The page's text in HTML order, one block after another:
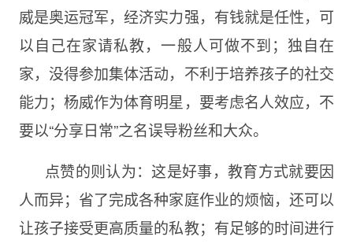
威是奥运冠军，经济实力强，有钱就是任性，可
以自己在家请私教，一般人可做不到；独自在
家，没得参加集体活动，不利于培养孩子的社交
能力；杨威作为体育明星，要考虑名人效应，不
要以“分享日常”之名误导粉丝和大众。
点赞的则认为：这是好事，教育方式就要因
人而异；省了完成各种家庭作业的烦恼，还可以
让孩子接受更高质量的私教；有足够的时间进行